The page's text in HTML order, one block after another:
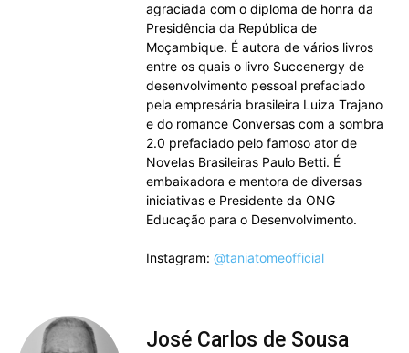
agraciada com o diploma de honra da
Presidência da República de
Moçambique. É autora de vários livros
entre os quais o livro Succenergy de
desenvolvimento pessoal prefaciado
pela empresária brasileira Luiza Trajano
e do romance Conversas com a sombra
2.0 prefaciado pelo famoso ator de
Novelas Brasileiras Paulo Betti. É
embaixadora e mentora de diversas
iniciativas e Presidente da ONG
Educação para o Desenvolvimento.
Instagram: @taniatomeofficial
José Carlos de Sousa